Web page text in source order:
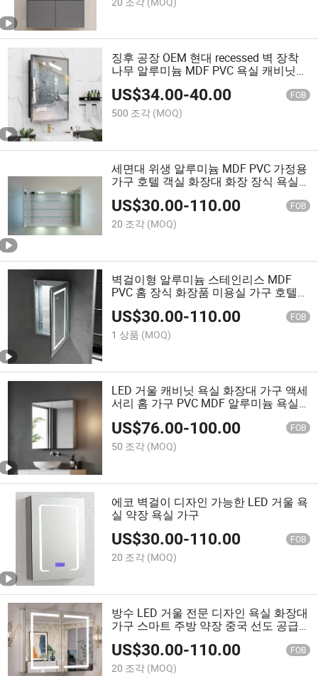
징후 공장 OEM 현대 recessed 벽 장착
나무 알루미늄 MDF PVC 욕실 캐비닛
가구 위생 화장대 거울 달린 캐비닛
US$34.00-40.00 FOB
500 조각 (MOQ)
세면대 위생 알루미늄 MDF PVC 가정용
가구 호텔 객실 화장대 화장 장식 욕실
벽걸이 드레싱 메이크업 면도 수납 LED
거울 캐비닛
US$30.00-110.00 FOB
20 조각 (MOQ)
벽걸이형 알루미늄 스테인리스 MDF
PVC 홈 장식 화장품 미용실 가구 호텔
객실 조명 욕실 LED 거울 캐비닛
US$30.00-110.00 FOB
1 상품 (MOQ)
LED 거울 캐비닛 욕실 화장대 가구 액세
서리 홈 가구 PVC MDF 알루미늄 욕실
US$76.00-100.00 FOB
50 조각 (MOQ)
에코 벽걸이 디자인 가능한 LED 거울 욕
실 약장 욕실 가구
US$30.00-110.00 FOB
20 조각 (MOQ)
방수 LED 거울 전문 디자인 욕실 화장대
가구 스마트 주방 약장 중국 선도 공급
US$30.00-110.00 FOB
20 조각 (MOQ)